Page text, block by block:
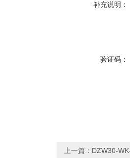
补充说明：
验证码：
上一篇： DZW30-